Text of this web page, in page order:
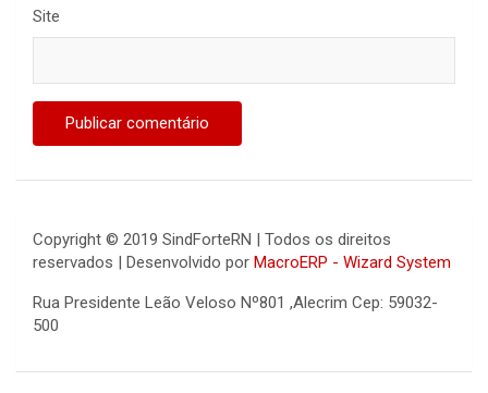
Site
Copyright © 2019 SindForteRN | Todos os direitos
reservados | Desenvolvido por MacroERP - Wizard System
Rua Presidente Leão Veloso Nº801 ,Alecrim Cep: 59032-
500